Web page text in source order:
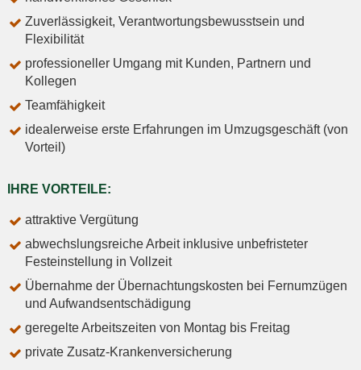
Zuverlässigkeit, Verantwortungsbewusstsein und
Flexibilität
professioneller Umgang mit Kunden, Partnern und
Kollegen
Teamfähigkeit
idealerweise erste Erfahrungen im Umzugsgeschäft (von
Vorteil)
IHRE VORTEILE:
attraktive Vergütung
abwechslungsreiche Arbeit inklusive unbefristeter
Festeinstellung in Vollzeit
Übernahme der Übernachtungskosten bei Fernumzügen
und Aufwandsentschädigung
geregelte Arbeitszeiten von Montag bis Freitag
private Zusatz-Krankenversicherung